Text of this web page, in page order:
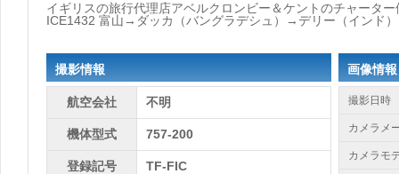
イギリスの旅行代理店アベルクロンビー＆ケントのチャーター
ICE1432 富山→ダッカ（バングラデシュ）→デリー（インド）
撮影情報
航空会社 不明
機体型式 757-200
登録記号 TF-FIC
画像情報
撮影日時
カメラメ
カメラモ